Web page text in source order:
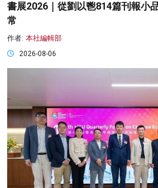
書展2026｜從劉以鬯814篇刊報小
常
作者: 本社編輯部
2026-08-06